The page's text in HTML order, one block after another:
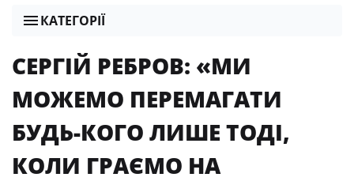
КАТЕГОРІЇ
СЕРГІЙ РЕБРОВ: «МИ
МОЖЕМО ПЕРЕМАГАТИ
БУДЬ-КОГО ЛИШЕ ТОДІ,
КОЛИ ГРАЄМО НА